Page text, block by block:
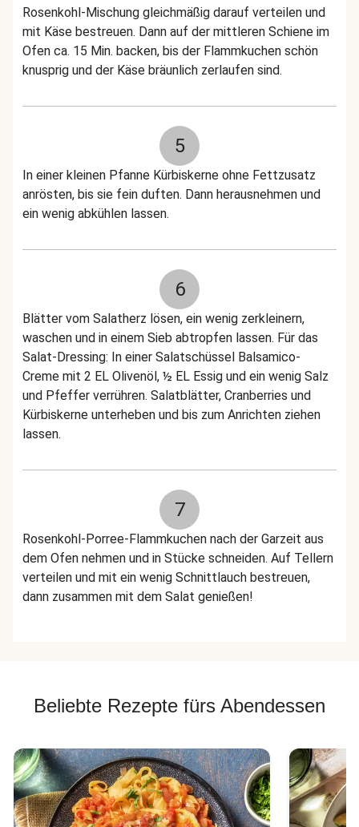
Rosenkohl-Mischung gleichmäßig darauf verteilen und
mit Käse bestreuen. Dann auf der mittleren Schiene im
Ofen ca. 15 Min. backen, bis der Flammkuchen schön
knusprig und der Käse bräunlich zerlaufen sind.
5
In einer kleinen Pfanne Kürbiskerne ohne Fettzusatz
anrösten, bis sie fein duften. Dann herausnehmen und
ein wenig abkühlen lassen.
6
Blätter vom Salatherz lösen, ein wenig zerkleinern,
waschen und in einem Sieb abtropfen lassen. Für das
Salat-Dressing: In einer Salatschüssel Balsamico-
Creme mit 2 EL Olivenöl, ½ EL Essig und ein wenig Salz
und Pfeffer verrühren. Salatblätter, Cranberries und
Kürbiskerne unterheben und bis zum Anrichten ziehen
lassen.
7
Rosenkohl-Porree-Flammkuchen nach der Garzeit aus
dem Ofen nehmen und in Stücke schneiden. Auf Tellern
verteilen und mit ein wenig Schnittlauch bestreuen,
dann zusammen mit dem Salat genießen!
Beliebte Rezepte fürs Abendessen